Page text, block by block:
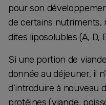
pour son
de certains nutriments,
dites liposolubles (A, D,
Si une portion de
donnée au déjeuner, il
d’introduire à nouveau
protéines (​​viande,